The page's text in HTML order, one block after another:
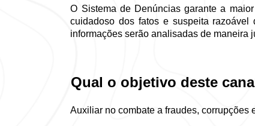
O Sistema de Denúncias garante a
cuidadoso dos fatos e suspeita
informações serão analisadas de maneira
Qual o objetivo deste
Auxiliar no combate a fraudes, corrupções